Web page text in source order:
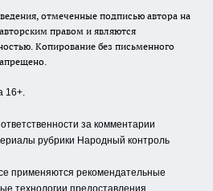
отмеченные подписью автора на
правом и являются
Копирование без письменного
16+.
за комментарии
рубрики Народный контроль
применяются рекомендательные